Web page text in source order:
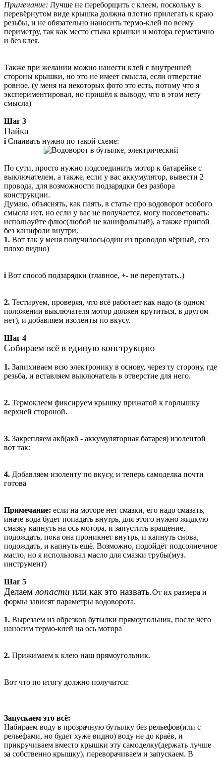
Примечание: Лучше не переборщить с клеем, поскольку в
перевёрнутом виде крышка должна плотно прилегать к краю
резьбы, и не обязательно наносить термо-клей по всему
периметру, так как место стыка крышки и мотора герметично
и без клея.
Также при желании можно нанести клей с внутренней
стороны крышки, но это не имеет смысла, если отверстие
ровное. (у меня на некоторых фото это есть, потому что я
экспериментировал, но пришёл к выводу, что в этом нету
смысла)
Шаг 3
Пайка
iСпаивать нужно по такой схеме:
По сути, просто нужно подсоединить мотор к батарейке с
выключателем, а также, если у вас аккумулятор, вывести 2
провода, для возможности подзарядки без разбора
конструкции.
Думаю, объяснять, как паять, в статье про водоворот особого
смысла нет, но если у вас не получается, могу посоветовать:
используйте флюс(любой не канифольный), а также припой
без канифоли внутри.
1. Вот так у меня получилось(один из проводов чёрный, его
плохо видно)
iВот способ подзарядки (главное, +- не перепутать..)
2. Тестируем, проверяя, что всё работает как надо (в одном
положении выключателя мотор должен крутиться, в другом
нет), и добавляем изоленты по вкусу.
Шаг 4
Собираем всё в единую конструкцию
1. Запихиваем всю электронику в основу, через ту сторону, где
резьба, и вставляем выключатель в отверстие для него.
2. Термоклеем фиксируем крышку прижатой к горлышку
верхней стороной.
3. Закрепляем акб(акб - аккумуляторная батарея) изолентой
вот так:
4. Добавляем изоленту по вкусу, и теперь самоделка почти
готова
Примечание: если на моторе нет смазки, его надо смазать,
иначе вода будет попадать внутрь, для этого нужно жидкую
смазку капнуть на ось мотора, и запустить вращение,
подождать, пока она проникнет внутрь, и капнуть снова,
подождать, и капнуть ещё. Возможно, подойдёт подсолнечное
масло, но я использовал масло для смазки трубы(муз.
инструмент)
Шаг 5
Делаемлопасти или как это назвать.От их размера и
формы зависят параметры водоворота.
1. Вырезаем из обрезков бутылки прямоугольник, после чего
наносим термо-клей на ось мотора
2. Прижимаем к клею наш прямоугольник.
Вот что по итогу должно получится:
Запускаем это всё:
Набираем воду в прозрачную бутылку без рельефов(или с
рельефами, но будет хуже видно) воду не до краёв, и
прикручиваем вместо крышки эту самоделку(держать лучше
за собственно крышку), переворачиваем и запускаем. В